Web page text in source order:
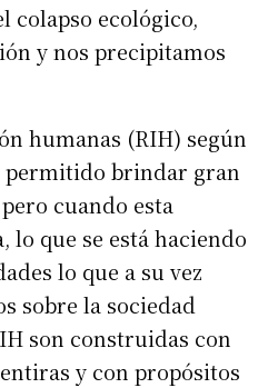
colapso ecológico,
y nos precipitamos
humanas (RIH) según
permitido brindar gran
cuando esta
que se está haciendo
lo que a su vez
sobre la sociedad
son construidas con
y con propósitos